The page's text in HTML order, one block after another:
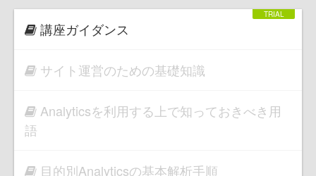
講座ガイダンス
サイト運営のための基礎知識
Analyticsを利用する上で知っておきべき用
語
目的別Analyticsの基本解析手順